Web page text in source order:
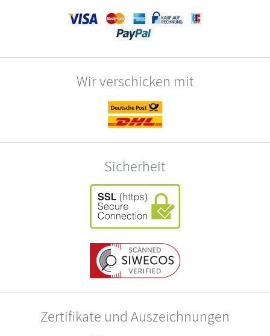
Wir verschicken mit
Sicherheit
Zertifikate und Auszeichnungen